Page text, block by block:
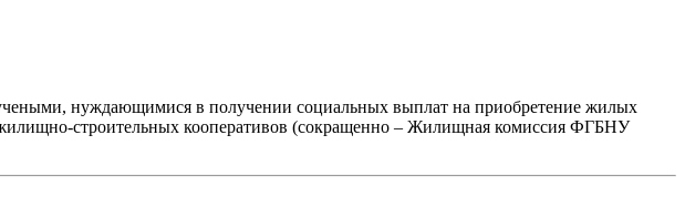
нуждающимися в получении социальных выплат на приобретение жилых
строительных кооперативов (сокращенно – Жилищная комиссия ФГБНУ